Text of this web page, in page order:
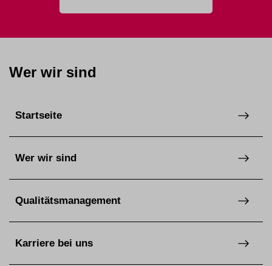
Wer wir sind
Startseite
Wer wir sind
Qualitätsmanagement
Karriere bei uns